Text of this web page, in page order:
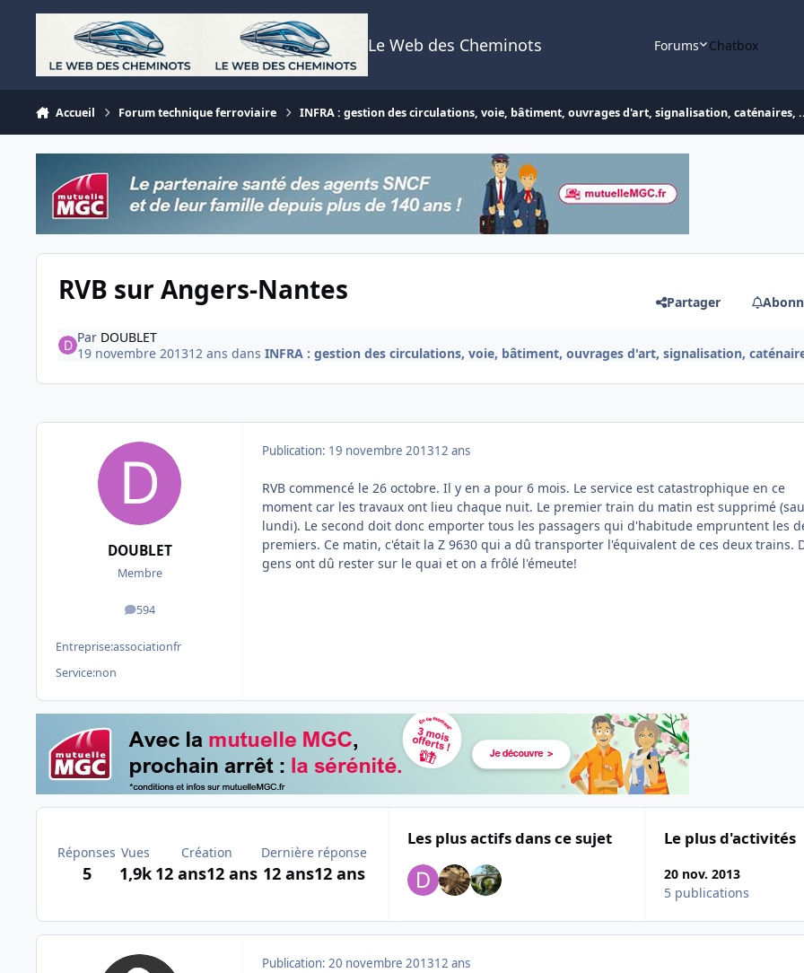
Aller au contenu
Le Web des Cheminots Forums Chatbox
Accueil Forum technique ferroviaire INFRA : gestion des circulations, voie, bâtiment, ouvrages d'art, signalisation, caténaires,
RVB sur Angers-Nantes Partager
Par DOUBLET
19 novembre 201312 ans dans INFRA : gestion des circulations, voie, bâtiment, ouvrages d'art, signalisation,
DOUBLET
Membre
594
messages
Entreprise:associationfr
Service:non
Publication: 19 novembre 201312 ans
RVB commencé le 26 octobre. Il y en a pour 6 mois. Le service est catastrophique en ce
moment car les travaux ont lieu chaque nuit. Le premier train du matin est supprimé
lundi). Le second doit donc emporter tous les passagers qui d'habitude empruntent les
premiers. Ce matin, c'était la Z 9630 qui a dû transporter l'équivalent de ces deux trains.
gens ont dû rester sur le quai et on a frôlé l'émeute!
Réponses
5
Vues
1,9k
Création
12 ans12 ans
Dernière réponse
12 ans12 ans
Les plus actifs dans ce sujet Le plus d'activités
20 nov. 2013
5 publications
Publication: 20 novembre 201312 ans